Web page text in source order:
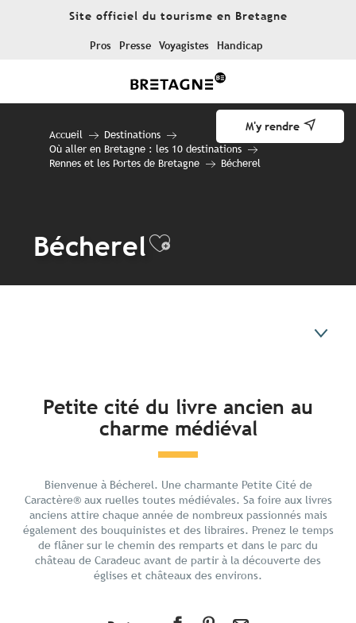
Site officiel du tourisme en Bretagne
Pros Presse Voyagistes Handicap
M'y rendre
Accueil
Destinations
Où aller en Bretagne : les 10 destinations
Rennes et les Portes de Bretagne
Bécherel
BécherelAjouter aux
Petite cité du livre ancien au
charme médiéval
Bienvenue à Bécherel. Une charmante Petite Cité de
Caractère® aux ruelles toutes médiévales. Sa foire aux livres
anciens attire chaque année de nombreux passionnés mais
également des bouquinistes et des libraires. Prenez le temps
de flâner sur le chemin des remparts et dans le parc du
château de Caradeuc avant de partir à la découverte des
églises et châteaux des environs.